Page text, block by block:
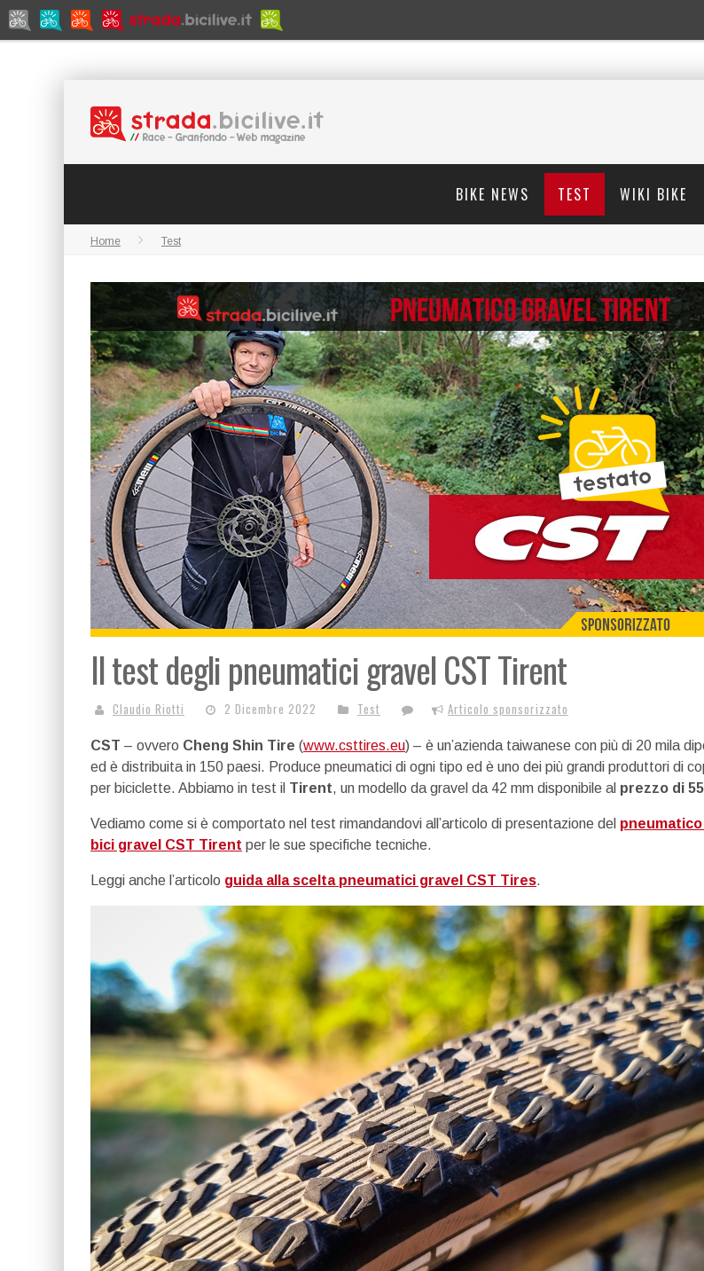
BIKE NEWS TEST WIKI BIKE
Home Test
Il test degli pneumatici gravel CST Tirent
Claudio Riotti 2 Dicembre 2022 Test Articolo sponsorizzato
CST – ovvero Cheng Shin Tire (www.csttires.eu) – è un’azienda taiwanese con più di 20 mila
ed è distribuita in 150 paesi. Produce pneumatici di ogni tipo ed è uno dei più grandi produttori di
per biciclette. Abbiamo in test il Tirent, un modello da gravel da 42 mm disponibile al prezzo di
Vediamo come si è comportato nel test rimandandovi all’articolo di presentazione del
bici gravel CST Tirent per le sue specifiche tecniche.
Leggi anche l’articolo guida alla scelta pneumatici gravel CST Tires.